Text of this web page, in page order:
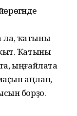
ла, ҡатыны
Ҡатыны
ыңғайлата
аңлап,
борҙо.